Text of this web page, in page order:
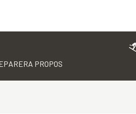
A PROPOS